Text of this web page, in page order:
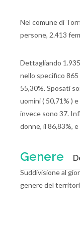
Nel comune di
persone, 2.413
Dettagliando
nello specifico 865
55,30%. Sposati
uomini ( 50,71% )
invece sono 37.
donne, il 86,83%,
Genere
Suddivisione al
genere del